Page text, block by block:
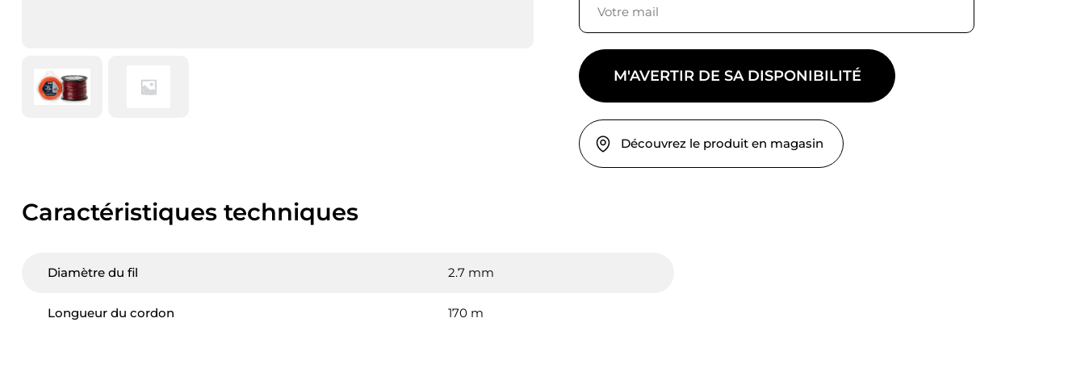
M'AVERTIR DE SA DISPONIBILITÉ
Découvrez le produit en magasin
Caractéristiques techniques
Diamètre du fil 2.7 mm
Longueur du cordon 170 m